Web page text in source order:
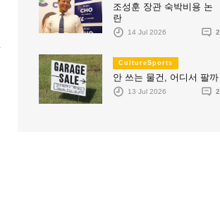
조성훈 장관 숙박비용 논
란
14 Jul 2026 2
CultureSports
안 쓰는 물건, 어디서 팔까
13 Jul 2026 2